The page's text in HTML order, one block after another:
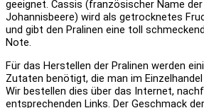
geeignet. Cassis (französischer Name
Johannisbeere) wird als getrocknetes
und gibt den Pralinen eine toll
Note.
Für das Herstellen der Pralinen werden
Zutaten benötigt, die man im
Wir bestellen dies über das Internet,
entsprechenden Links. Der Geschmack